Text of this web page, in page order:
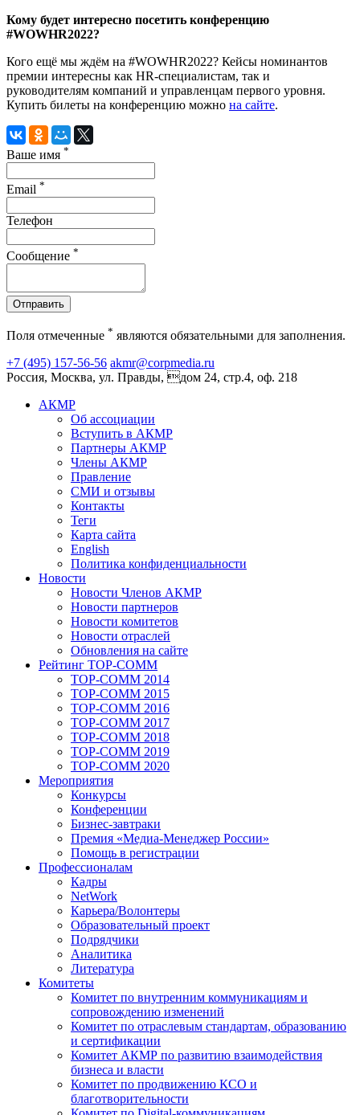
Кому будет интересно посетить конференцию
#WOWHR2022?
Кого ещё мы ждём на #WOWHR2022? Кейсы номинантов
премии интересны как HR-специалистам, так и
руководителям компаний и управленцам первого уровня.
Купить билеты на конференцию можно на сайте.
Ваше имя *
Email *
Телефон
Сообщение *
Отправить
Поля отмеченные * являются обязательными для заполнения.
+7 (495) 157-56-56 akmr@corpmedia.ru
Россия, Москва, ул. Правды, дом 24, стр.4, оф. 218
АКМР
Об ассоциации
Вступить в АКМР
Партнеры АКМР
Члены АКМР
Правление
СМИ и отзывы
Контакты
Теги
Карта сайта
English
Политика конфиденциальности
Новости
Новости Членов АКМР
Новости партнеров
Новости комитетов
Новости отраслей
Обновления на сайте
Рейтинг TOP-COMM
TOP-COMM 2014
TOP-COMM 2015
TOP-COMM 2016
TOP-COMM 2017
TOP-COMM 2018
TOP-COMM 2019
TOP-COMM 2020
Мероприятия
Конкурсы
Конференции
Бизнес-завтраки
Премия «Медиа-Менеджер России»
Помощь в регистрации
Профессионалам
Кадры
NetWork
Карьера/Волонтеры
Образовательный проект
Подрядчики
Аналитика
Литература
Комитеты
Комитет по внутренним коммуникациям и
сопровождению изменений
Комитет по отраслевым стандартам, образованию
и сертификации
Комитет АКМР по развитию взаимодействия
бизнеса и власти
Комитет по продвижению КСО и
благотворительности